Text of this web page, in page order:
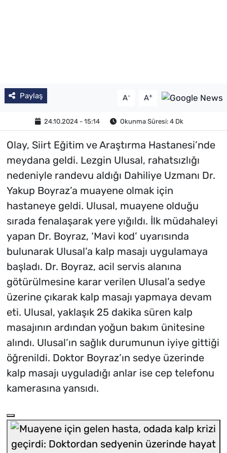
Paylaş A- A+
24.10.2024 - 15:14 Okunma Süresi: 4 Dk
Olay, Siirt Eğitim ve Araştırma Hastanesi’nde
meydana geldi. Lezgin Ulusal, rahatsızlığı
nedeniyle randevu aldığı Dahiliye Uzmanı Dr.
Yakup Boyraz’a muayene olmak için
hastaneye geldi. Ulusal, muayene olduğu
sırada fenalaşarak yere yığıldı. İlk müdahaleyi
yapan Dr. Boyraz, ‘Mavi kod’ uyarısında
bulunarak Ulusal’a kalp masajı uygulamaya
başladı. Dr. Boyraz, acil servis alanına
götürülmesine karar verilen Ulusal’a sedye
üzerine çıkarak kalp masajı yapmaya devam
eti. Ulusal, yaklaşık 25 dakika süren kalp
masajının ardından yoğun bakım ünitesine
alındı. Ulusal’ın sağlık durumunun iyiye gittiği
öğrenildi. Doktor Boyraz’ın sedye üzerinde
kalp masajı uyguladığı anlar ise cep telefonu
kamerasına yansıdı.